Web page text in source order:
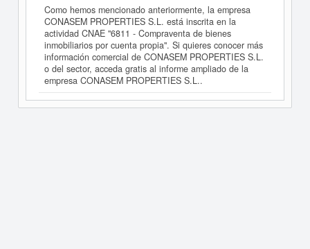
Como hemos mencionado anteriormente, la empresa
CONASEM PROPERTIES S.L. está inscrita en la
actividad CNAE "6811 - Compraventa de bienes
inmobiliarios por cuenta propia". Si quieres conocer más
información comercial de CONASEM PROPERTIES S.L.
o del sector, acceda gratis al informe ampliado de la
empresa CONASEM PROPERTIES S.L..